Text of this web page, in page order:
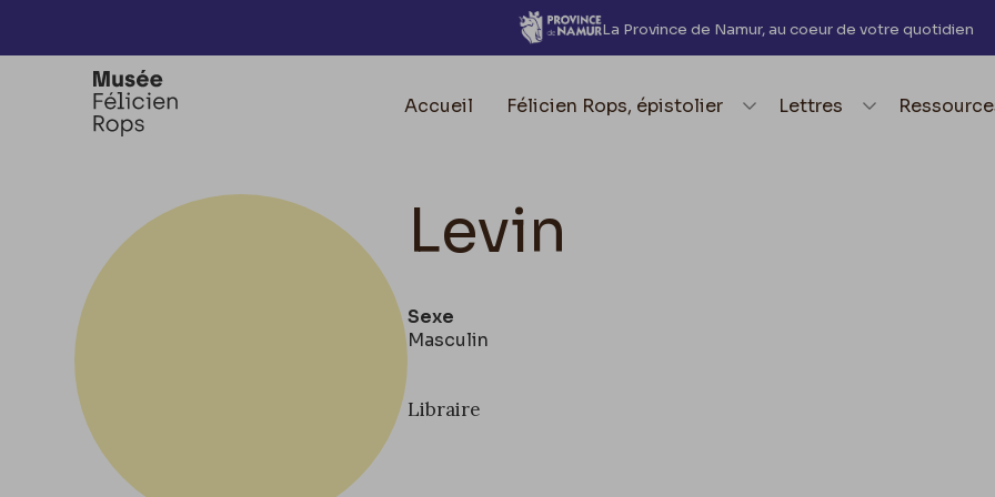
La Province de Namur, au coeur de votre quotidien
Accueil element.menu.open_menu
Félicien Rops, épistolier Lettres
Levin
Sexe
Masculin
Libraire